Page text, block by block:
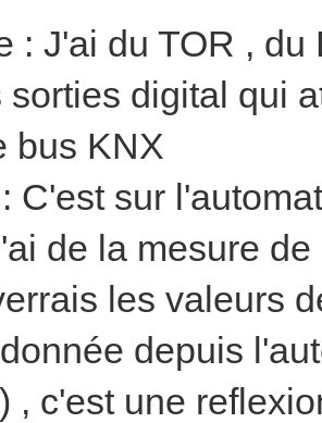
: J'ai du TOR ,
sorties digital qui
bus KNX
C'est sur
de la mesure
les valeurs
depuis
, c'est une